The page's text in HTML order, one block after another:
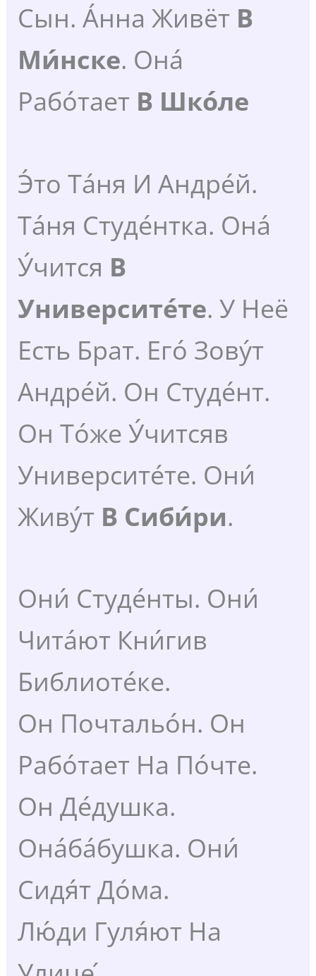
Сын. А́нна Живёт В
Ми́нске. Она́
Рабо́тает В Шко́ле
Э́то Та́ня И Андре́й.
Та́ня Студе́нтка. Она́
У́чится В
Университе́те. У Неё
Есть Брат. Его́ Зову́т
Андре́й. Он Студе́нт.
Он То́же У́читсяв
Университе́те. Они́
Живу́т В Сиби́ри.
Они́ Студе́нты. Они́
Чита́ют Кни́гив
Библиоте́ке.
Он Почтальо́н. Он
Рабо́тает На По́чте.
Он Де́душка.
Она́ба́бушка. Они́
Сидя́т До́ма.
Лю́ди Гуля́ют На